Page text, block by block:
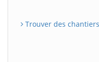
Trouver des